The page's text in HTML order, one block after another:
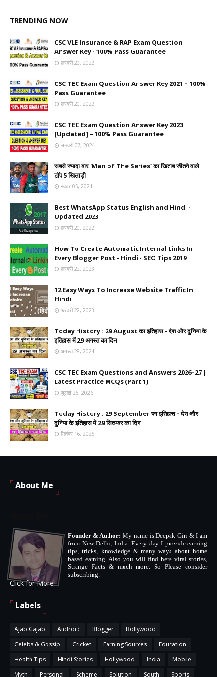
TRENDING NOW
CSC VLE Insurance & RAP Exam Question
Answer Key - 100% Pass Guarantee
फ़रवरी 20, 2022
CSC TEC Exam Question Answer Key 2021 – 100%
Pass Guarantee
फ़रवरी 20, 2022
CSC TEC Exam Question Answer Key 2023
[Updated] – 100% Pass Guarantee
जनवरी 07, 2024
सबसे ज्यादा बार ‘Man of The Series’ का खिताब जीतने वाले
टॉप 5 खिलाड़ी
नवंबर 05, 2021
Best WhatsApp Status English and Hindi -
Updated 2023
फ़रवरी 20, 2022
How To Create Automatic Internal Links In
Every Blogger Post - Hindi - SEO Tips 2019
फ़रवरी 22, 2023
12 Easy Ways To Increase Website Traffic In
Hindi
फ़रवरी 22, 2023
Today History : 29 August का इतिहास - देश और दुनिया के
इतिहास में 29 अगस्त का दिन
अगस्त 28, 2024
CSC TEC Exam Questions and Answers 2026–27 |
Latest Practice MCQs (Part 1)
जुलाई 25, 2026
Today History : 29 September का इतिहास - देश और
दुनिया के इतिहास में 29 सितम्बर का दिन
सितंबर 16, 2025
About Me
Founder & Author: My name is Deepak Giri & I am
from New Delhi, India. Every day I provide earning
tips, tricks, knowledge & many ways about home
based earning. Also you will find here viral stories,
Strange Facts & much more. So Please consider
subscribing.
Click for More
Labels
Ajab Gajab Android Blogger
Bollywood
Celebs & Gossip
Cricket Earning Sources
Education
Health Tips
Hindi Stories Hollywood India
Mobile
Myth
Personal Scheme Solution South Sports